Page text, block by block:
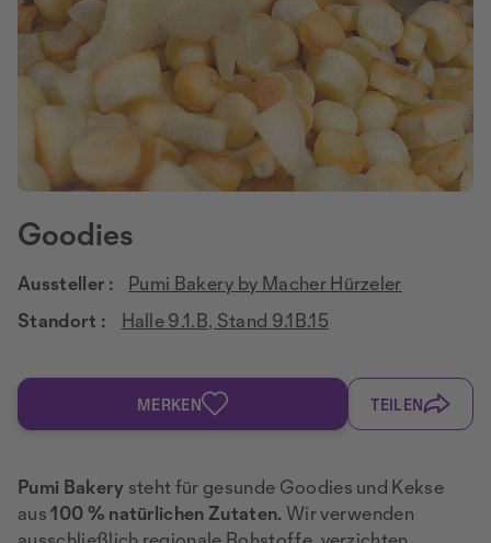
Goodies
Aussteller :
Pumi Bakery by Macher Hürzeler
Standort :
Halle 9.1.B, Stand 9.1B.15
MERKEN TEILEN
Pumi Bakery steht für gesunde Goodies und Kekse
aus100 % natürlichen Zutaten. Wir verwenden